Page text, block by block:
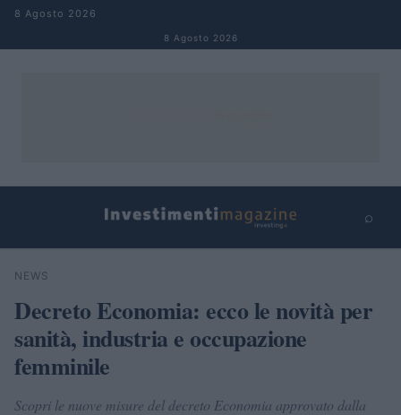
Salta al contenuto
8 Agosto 2026
8 Agosto 2026
⌕
Cerca
NEWS
Decreto Economia: ecco le novità per
sanità, industria e occupazione
femminile
Scopri le nuove misure del decreto Economia approvato dalla